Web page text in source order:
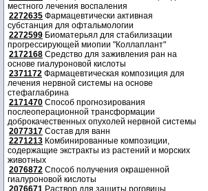
местного лечения воспаления
2272635 Фармацевтически активная
субстанция для офтальмологии
2272599 Биоматерьял для стабилизации
прогрессирующей миопии "Коллаплант"
2172168 Средство для заживления ран на
основе гиалуроновой кислоты
2371172 Фармацевтическая композиция для
лечения нервной системы на основе
стефаглабрина
2171470 Способ прогнозирования
послеоперационной трансформации
доброкачественных опухолей нервной системы
2077317 Состав для ванн
2271213 Комбинированные композиции,
содержащие экстракты из растений и морских
животных
2076872 Способ получения окрашенной
гиалуроновой кислоты
2076671 Раствор для защиты роговицы